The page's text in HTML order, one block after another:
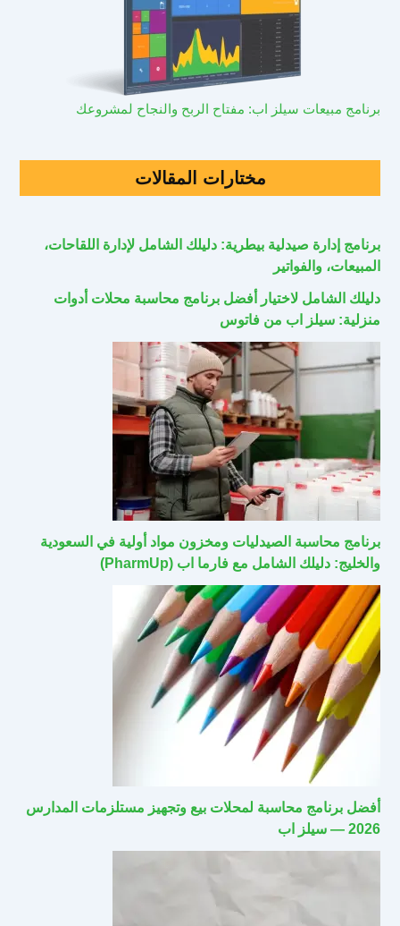
برنامج مبيعات سيلز اب: مفتاح الربح والنجاح لمشروعك
مختارات المقالات
برنامج إدارة صيدلية بيطرية: دليلك الشامل لإدارة اللقاحات،
المبيعات، والفواتير
دليلك الشامل لاختيار أفضل برنامج محاسبة محلات أدوات
منزلية: سيلز اب من فاتوس
برنامج محاسبة الصيدليات ومخزون مواد أولية في السعودية
والخليج: دليلك الشامل مع فارما اب (PharmUp)
أفضل برنامج محاسبة لمحلات بيع وتجهيز مستلزمات المدارس
2026 — سيلز اب